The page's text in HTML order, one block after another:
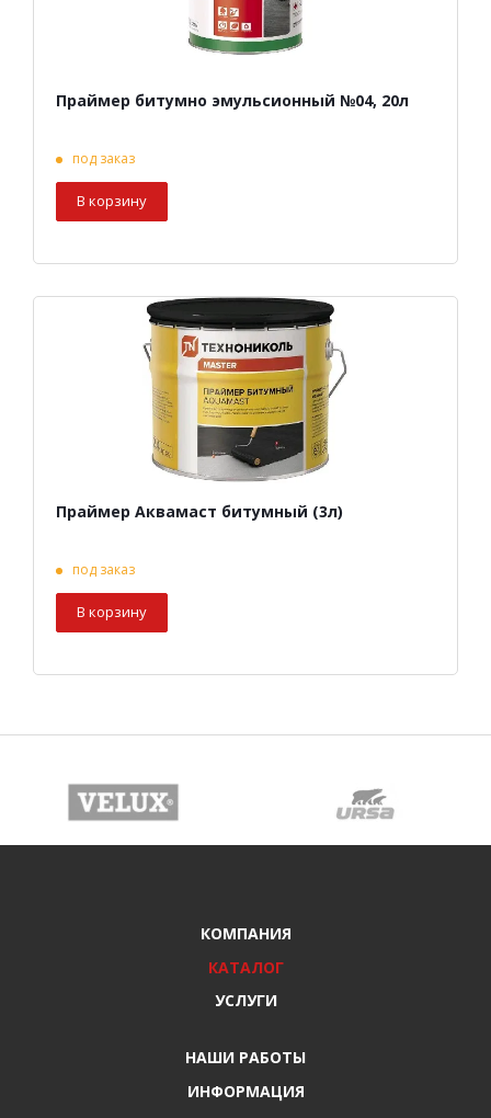
Праймер битумно эмульсионный №04, 20л
под заказ
В корзину
Праймер Аквамаст битумный (3л)
под заказ
В корзину
КОМПАНИЯ
КАТАЛОГ
УСЛУГИ
НАШИ РАБОТЫ
ИНФОРМАЦИЯ